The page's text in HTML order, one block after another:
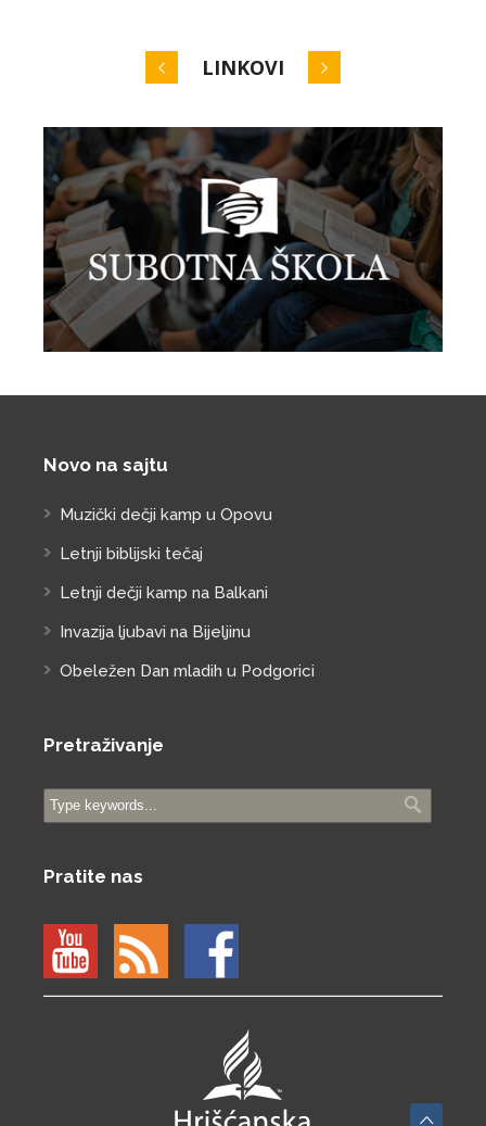
LINKOVI
Novo na sajtu
Muzički dečji kamp u Opovu
Letnji biblijski tečaj
Letnji dečji kamp na Balkani
Invazija ljubavi na Bijeljinu
Obeležen Dan mladih u Podgorici
Pretraživanje
Pratite nas